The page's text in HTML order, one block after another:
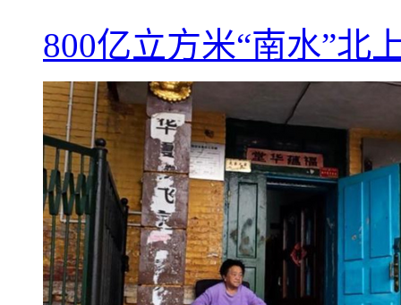
800亿立方米“南水”北